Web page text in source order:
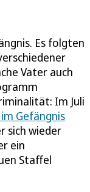
Es folgten
Vater auch
Im Juli
Gefängnis
sich wieder
ein
Staffel